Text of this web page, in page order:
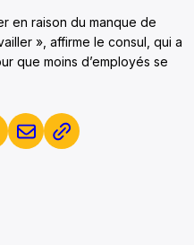
en raison du manque de
», affirme le consul, qui a
que moins d’employés se